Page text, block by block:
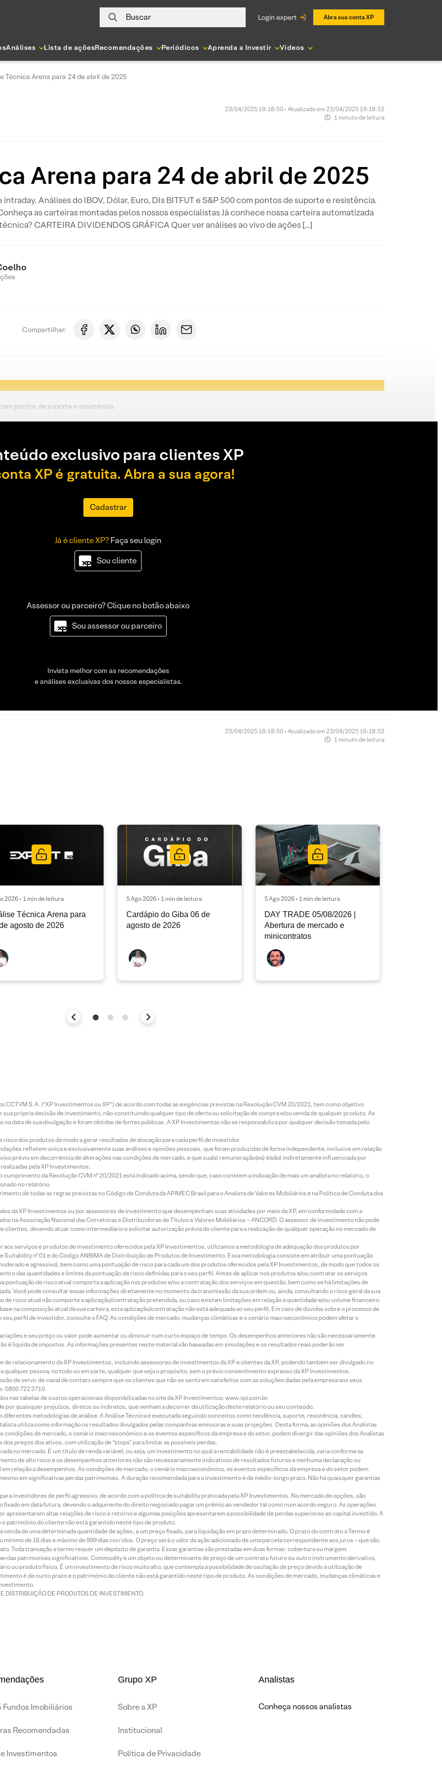
Buscar login expert Abra sua conta XP
Análises Lista de açõesRecomendações Periódicos Aprenda a Investir Vídeos
Técnica Arena para 24 de abril de 2025
23/04/2025 19:18:50 • Atualizado em 23/04/2025 19:18:52
1 minuto de leitura
Arena para 24 de abril de 2025
Análises do IBOV, Dólar, Euro, DIs BITFUT e S&P 500 com pontos de suporte e resistência.
as carteiras montadas pelos nossos especialistas Já conhece nossa carteira automatizada
CARTEIRA DIVIDENDOS GRÁFICA Quer ver análises ao vivo de ações […]
Compartilhar:
pontos de suporte e resistência.
exclusivo para clientes XP
XP é gratuita. Abra a sua agora!
Cadastrar
Já é cliente XP?Faça seu login
Sou cliente
Assessor ou parceiro? Clique no botão abaixo
Sou assessor ou parceiro
Invista melhor com as recomendações
e análises exclusivas dos nossos especialistas.
23/04/2025 16:18:50 • Atualizado em 23/04/2025 16:18:52
1 minuto de leitura
2026 • 1 min de leitura
Técnica Arena para
agosto de 2026
5 Ago 2026 • 1 min de leitura
Cardápio do Giba 06 de
agosto de 2026
5 Ago 2026 • 1 min de leitura
DAY TRADE 05/08/2026 |
Abertura de mercado e
minicontratos
CCTVM S.A. (“XP Investimentos ou XP”) de acordo com todas as exigências previstas na Resolução CVM 20/2021, tem como objetivo
própria decisão de investimento, não constituindo qualquer tipo de oferta ou solicitação de compra e/ou venda de qualquer produto. As
data de sua divulgação e foram obtidas de fontes públicas. A XP Investimentos não se responsabiliza por qualquer decisão tomada pelo
dos produtos de modo a gerar resultados de alocação para cada perfil de investidor.
refletem única e exclusivamente suas análises e opiniões pessoais, que foram produzidas de forma independente, inclusive em relação
prévio em decorrência de alterações nas condições de mercado, e que sua(s) remuneração(es) é(são) indiretamente influenciada por
pela XP Investimentos.
da Resolução CVM nº 20/2021 está indicado acima, sendo que, caso constem a indicação de mais um analista no relatório, o
no relatório.
de todas as regras previstas no Código de Conduta da APIMEC Brasil para o Analista de Valores Mobiliários e na Política de Conduta dos
da XP Investimentos ou por assessores de investimento que desempenham suas atividades por meio da XP, em conformidade com a
na Associação Nacional das Corretoras e Distribuidoras de Títulos e Valores Mobiliários – ANCORD. O assessor de investimento não pode
devendo atuar como intermediário e solicitar autorização prévia do cliente para a realização de qualquer operação no mercado de
aos serviços e produtos de investimento oferecidos pela XP Investimentos, utilizamos a metodologia de adequação dos produtos por
nº 01 e do Código ANBIMA de Distribuição de Produtos de Investimento. Essa metodologia consiste em atribuir uma pontuação
e agressivo), bem como uma pontuação de risco para cada um dos produtos oferecidos pela XP Investimentos, de modo que todos os
das quantidades e limites da pontuação de risco definidas para o seu perfil. Antes de aplicar nos produtos e/ou contratar os serviços
de risco atual comporta a aplicação nos produtos e/ou a contratação dos serviços em questão, bem como se há limitações de
Você pode consultar essas informações diretamente no momento da transmissão da sua ordem ou, ainda, consultando o risco geral da sua
de risco atual não comporte a aplicação/contratação pretendida, ou caso existam limitações em relação à quantidade e/ou volume financeiro
na composição atual da sua carteira, esta aplicação/contratação não está adequada ao seu perfil. Em caso de dúvidas sobre o processo de
perfil de investidor, consulte o FAQ. As condições de mercado, mudanças climáticas e o cenário macroeconômico podem afetar o
e seu preço ou valor pode aumentar ou diminuir num curto espaço de tempo. Os desempenhos anteriores não são necessariamente
é líquida de impostos. As informações presentes neste material são baseadas em simulações e os resultados reais poderão ser
relacionamento da XP Investimentos, incluindo assessores de investimentos da XP e clientes da XP, podendo também ser divulgado no
qualquer pessoa, no todo ou em parte, qualquer que seja o propósito, sem o prévio consentimento expresso da XP Investimentos.
de servir de canal de contato sempre que os clientes que não se sentirem satisfeitos com as soluções dadas pela empresa aos seus
0800 722 3710.
nas tabelas de custos operacionais disponibilizadas no site da XP Investimentos: www.xpi.com.br.
por quaisquer prejuízos, diretos ou indiretos, que venham a decorrer da utilização deste relatório ou seu conteúdo.
diferentes metodologias de análise. A Análise Técnica é executada seguindo conceitos como tendência, suporte, resistência, candles,
utiliza como informação os resultados divulgados pelas companhias emissoras e suas projeções. Desta forma, as opiniões dos Analistas
condições de mercado, o cenário macroeconômico e os eventos específicos da empresa e do setor, podem divergir das opiniões dos Analistas
preços dos ativos, com utilização de “stops” para limitar as possíveis perdas.
no mercado. É um título de renda variável, ou seja, um investimento no qual a rentabilidade não é preestabelecida, varia conforme as
de alto risco e os desempenhos anteriores não são necessariamente indicativos de resultados futuros e nenhuma declaração ou
relação a desempenhos. As condições de mercado, o cenário macroeconômico, os eventos específicos da empresa e do setor podem
em significativas perdas patrimoniais. A duração recomendada para o investimento é de médio-longo prazo. Não há quaisquer garantias
investidores de perfil agressivo, de acordo com a política de suitability praticada pela XP Investimentos. No mercado de opções, são
em data futura, devendo o adquirente do direito negociado pagar um prêmio ao vendedor tal como num acordo seguro. As operações
apresentarem altas relações de risco e retorno e algumas posições apresentarem a possibilidade de perdas superiores ao capital investido. A
patrimônio do cliente não está garantido neste tipo de produto.
de uma determinada quantidade de ações, a um preço fixado, para liquidação em prazo determinado. O prazo do contrato a Termo é
de 16 dias e máximo de 999 dias corridos. O preço será o valor da ação adicionado de uma parcela correspondente aos juros – que são
Toda transação a termo requer um depósito de garantia. Essas garantias são prestadas em duas formas: cobertura ou margem.
patrimoniais significativos. Commodity é um objeto ou determinante de preço de um contrato futuro ou outro instrumento derivativo,
ou produto físico. É um investimento de risco muito alto, que contempla a possibilidade de oscilação de preço devido à utilização de
é de curto prazo e o patrimônio do cliente não está garantido neste tipo de produto. As condições de mercado, mudanças climáticas e
DISTRIBUIÇÃO DE PRODUTOS DE INVESTIMENTO.
Fundos Imobiliários
Recomendadas
Investimentos
Grupo XP
Sobre a XP
Institucional
Política de Privacidade
Analistas
Conheça nossos analistas